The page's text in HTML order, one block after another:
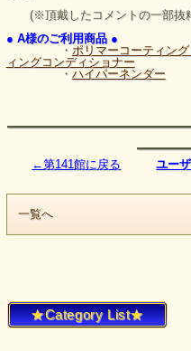
(※頂戴したコメントの一部抜
● A様のご利用商品 ●
・ ポリマーコーティング
ィングコンディショナー
・ ハイパーネンダー
←第141館に戻る ユー
一覧へ
★Category List★